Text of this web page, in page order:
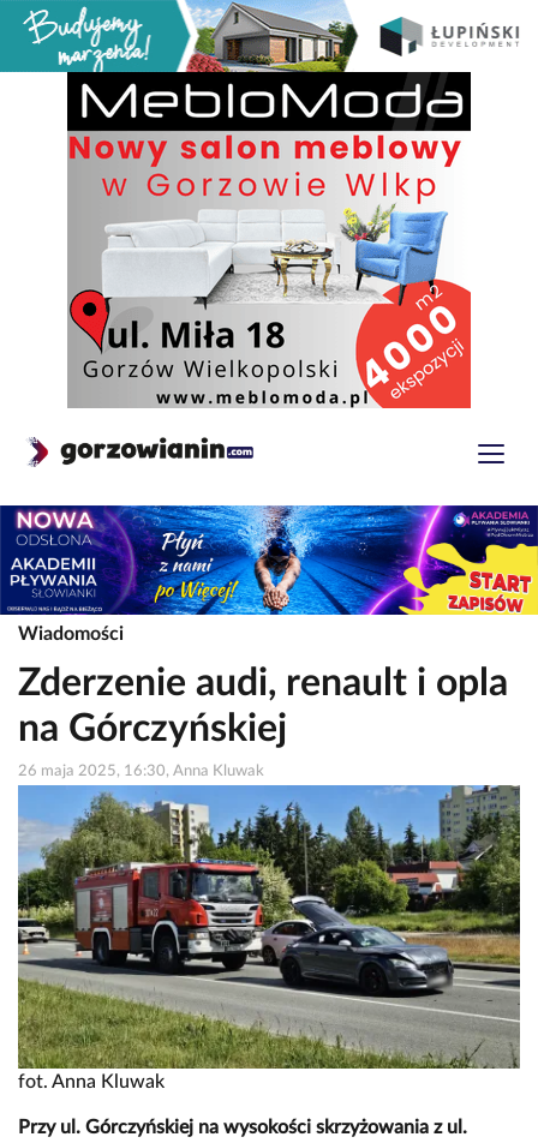
Wiadomości
Zderzenie audi, renault i opla
na Górczyńskiej
26 maja 2025, 16:30, Anna Kluwak
fot. Anna Kluwak
Przy ul. Górczyńskiej na wysokości skrzyżowania z ul.